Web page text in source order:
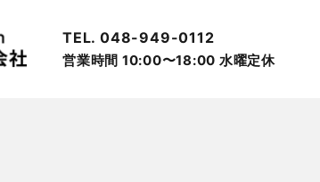
TEL. 048-949-0112
営業時間 10:00〜18:00 ⽔曜定休